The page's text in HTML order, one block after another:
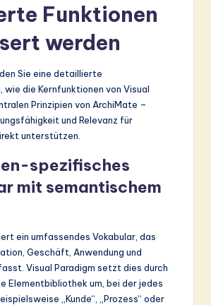
Funktionen
werden
Sie eine detaillierte
wie die Kernfunktionen von Visual
Prinzipien von ArchiMate –
und Relevanz für
unterstützen.
spezifisches
mit semantischem
ein umfassendes Vokabular, das
Geschäft, Anwendung und
Visual Paradigm setzt dies durch
Elementbibliothek um, bei der jedes
„Kunde“, „Prozess“ oder